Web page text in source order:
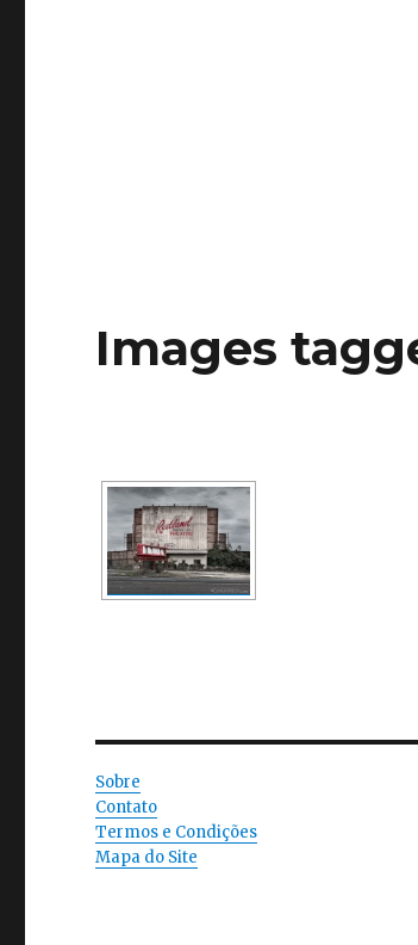
Images
Sobre
Contato
Termos e Condições
Mapa do Site